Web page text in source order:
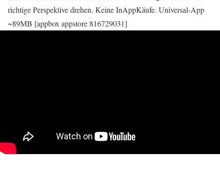
richtige Perspektive drehen. Keine InAppKäufe. Universal-App
~89MB [appbox appstore 816729031]